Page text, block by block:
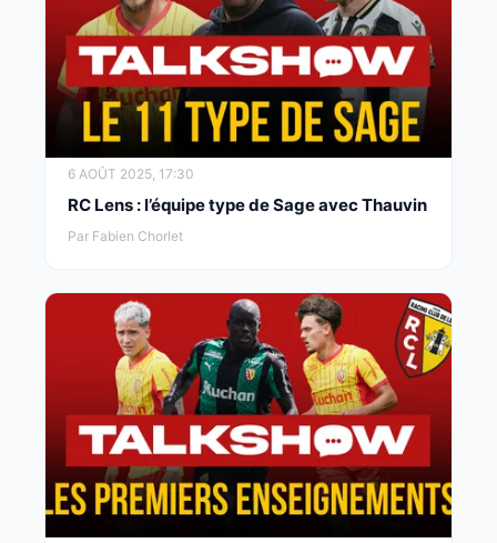
6 AOÛT 2025, 17:30
RC Lens : l’équipe type de Sage avec Thauvin
Par Fabien Chorlet